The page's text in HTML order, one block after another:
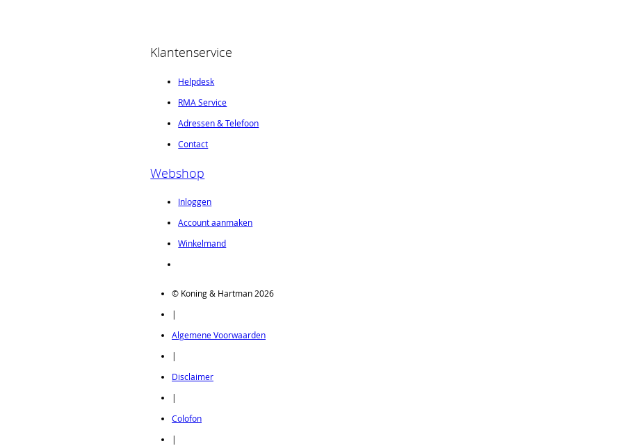
Klantenservice
Helpdesk
RMA Service
Adressen & Telefoon
Contact
Webshop
Inloggen
Account aanmaken
Winkelmand
© Koning & Hartman 2026
|
Algemene Voorwaarden
|
Disclaimer
|
Colofon
|